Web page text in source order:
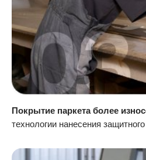
Покрытие паркета более
технологии нанесения